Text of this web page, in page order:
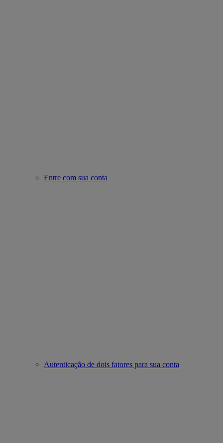
Entre com sua conta
Autenticação de dois fatores para sua conta